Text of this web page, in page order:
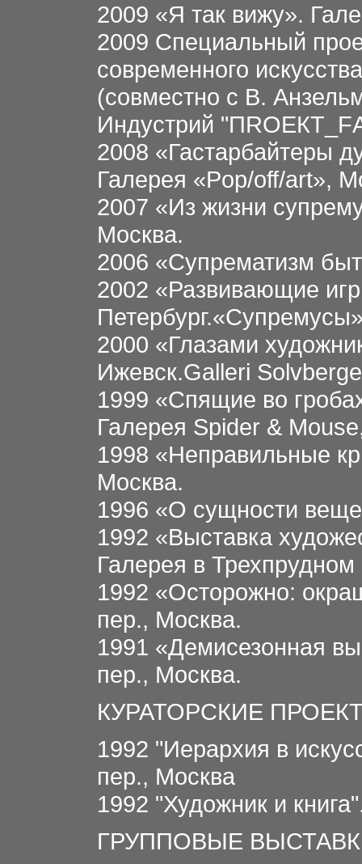
2009 «Я так вижу».
2009 Специальный
современного
(совместно с В.
Индустрий
2008 «Гастарбайтеры
Галерея «Pop/off/art»,
2007 «Из жизни
Москва.
2006 «Супрематизм
2002 «Развивающие
2000 «Глазами
Ижевск.Galleri
1999 «Спящие во
Галерея Spider &
1998 «Неправильные
Москва.
1996 «О сущности
1992 «Выставка
Галерея в
1992 «Осторожно:
пер., Москва.
1991 «Демисезонная
пер., Москва.
КУРАТОРСКИЕ
1992 "Иерархия в
пер., Москва
1992 "Художник и
ГРУППОВЫЕ